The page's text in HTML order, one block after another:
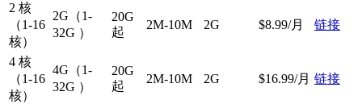
2 核
（1-16
核）
2G（1-
32G ）
20G
起
2M-10M 2G $8.99/月 链接
4 核
（1-16
核）
4G（1-
32G ）
20G
起
2M-10M 2G $16.99/月 链接